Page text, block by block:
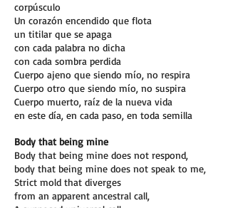
corpúsculo
Un corazón encendido que flota
un titilar que se apaga
con cada palabra no dicha
con cada sombra perdida
Cuerpo ajeno que siendo mío, no respira
Cuerpo otro que siendo mío, no suspira
Cuerpo muerto, raíz de la nueva vida
en este día, en cada paso, en toda semilla
Body that being mine
Body that being mine does not respond,
body that being mine does not speak to me,
Strict mold that diverges
from an apparent ancestral call,